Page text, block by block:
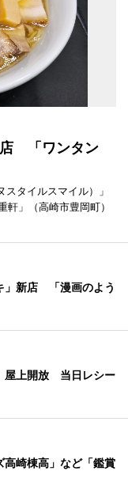
店 「ワンタン
タイルスマイル）」
軒」（高崎市豊岡町）
」新店 「漫画のよう
屋上開放 当日レシー
高崎棟高」など「鑑賞